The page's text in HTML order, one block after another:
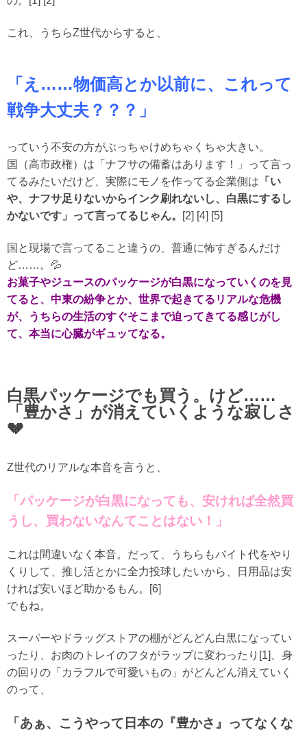
これ、うちらZ世代からすると、
「え……物価高とか以前に、これって
戦争大丈夫？？？」
っていう不安の方がぶっちゃけめちゃくちゃ大きい。
国（高市政権）は「ナフサの備蓄はあります！」って言っ
てるみたいだけど、実際にモノを作ってる企業側は 「い
や、ナフサ足りないからインク刷れないし、白黒にするし
かないです」って言ってるじゃん。
[2] [4] [5]
国と現場で言ってること違うの、普通に怖すぎるんだけ
ど……。💦
お菓子やジュースのパッケージが白黒になっていくのを見
てると、中東の紛争とか、世界で起きてるリアルな危機
が、うちらの生活のすぐそこまで迫ってきてる感じがし
て、本当に心臓がギュッてなる。
白黒パッケージでも買う。けど……
「豊かさ」が消えていくような寂しさ
💔
Z世代のリアルな本音を言うと、
「パッケージが白黒になっても、安ければ全然買
うし、買わないなんてことはない！」
これは間違いなく本音。だって、うちらもバイト代をやり
くりして、推し活とかに全力投球したいから、日用品は安
ければ安いほど助かるもん。[6]
でもね。
スーパーやドラッグストアの棚がどんどん白黒になってい
ったり、お肉のトレイのフタがラップに変わったり[1]、身
の回りの「カラフルで可愛いもの」がどんどん消えていく
のって、
「あぁ、こうやって日本の『豊かさ』ってなくな